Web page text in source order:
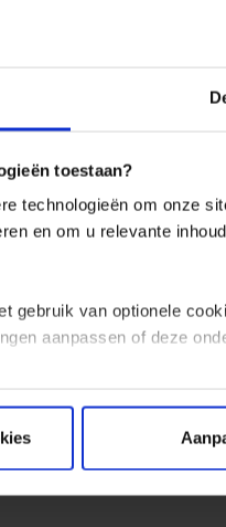
toestaan?
technologieën om onze
en om u relevante
gebruik van optionele
aanpassen of deze
informatie
dagen in Belize rustig
ingrijpend zijn. Laat het